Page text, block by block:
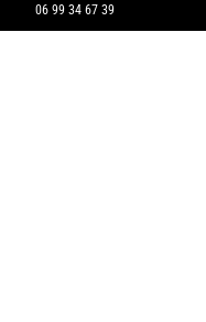
06 99 34 67 39